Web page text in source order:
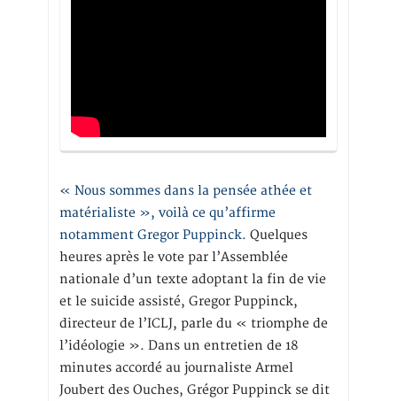
« Nous sommes dans la pensée athée et
matérialiste », voilà ce qu’affirme
notamment Gregor Puppinck. Quelques
heures après le vote par l’Assemblée
nationale d’un texte adoptant la fin de vie
et le suicide assisté, Gregor Puppinck,
directeur de l’ICLJ, parle du « triomphe de
l’idéologie ». Dans un entretien de 18
minutes accordé au journaliste Armel
Joubert des Ouches, Grégor Puppinck se dit